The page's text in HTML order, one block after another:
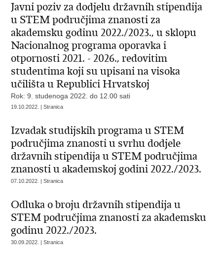
Javni poziv za dodjelu državnih stipendija
u STEM područjima znanosti za
akademsku godinu 2022./2023., u sklopu
Nacionalnog programa oporavka i
otpornosti 2021. - 2026., redovitim
studentima koji su upisani na visoka
učilišta u Republici Hrvatskoj
Rok: 9. studenoga 2022. do 12.00 sati
19.10.2022. | Stranica
Izvadak studijskih programa u STEM
područjima znanosti u svrhu dodjele
državnih stipendija u STEM područjima
znanosti u akademskoj godini 2022./2023.
07.10.2022. | Stranica
Odluka o broju državnih stipendija u
STEM područjima znanosti za akademsku
godinu 2022./2023.
30.09.2022. | Stranica